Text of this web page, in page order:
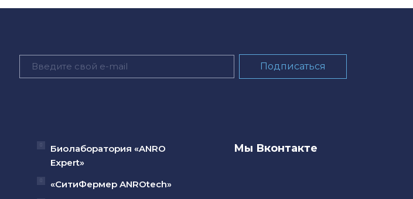
Биолаборатория «ANRO
Expert»
«СитиФермер ANROtech»
Мы Вконтакте